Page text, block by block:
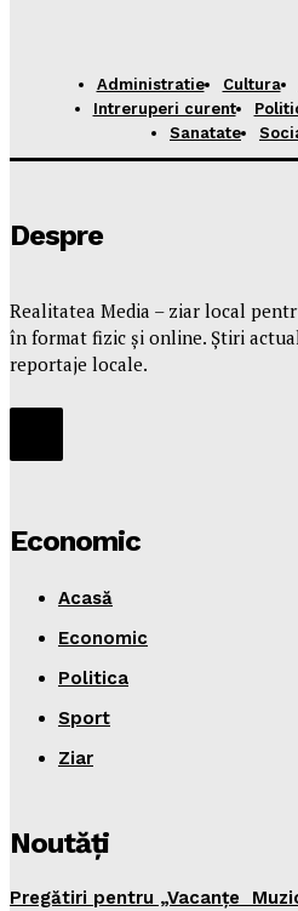
Administratie Cultura
Intreruperi curent
Sanatate
Despre
Realitatea Media – ziar local
în format fizic și online. Știri
reportaje locale.
Economic
Acasă
Economic
Politica
Sport
Ziar
Noutăţi
Pregătiri pentru „Vacanţe